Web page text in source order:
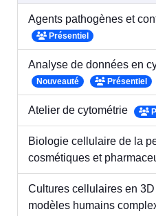
Agents pathogènes et
Présentiel
Analyse de données en
Nouveauté Présentiel
Atelier de cytométrie
Biologie cellulaire de la
cosmétiques et
Cultures cellulaires en
modèles humains